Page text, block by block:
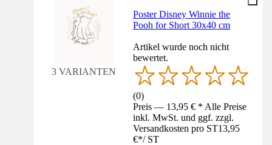
3 VARIANTEN
Poster Disney Winnie the
Pooh for Short 30x40 cm
Artikel wurde noch nicht
bewertet.
(0)
Preis — 13,95 € * Alle Preise
inkl. MwSt. und ggf. zzgl.
Versandkosten pro ST13,95
€*/ ST